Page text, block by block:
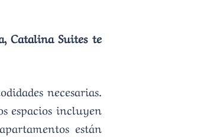
Catalina Suites te
necesarias.
espacios incluyen
están